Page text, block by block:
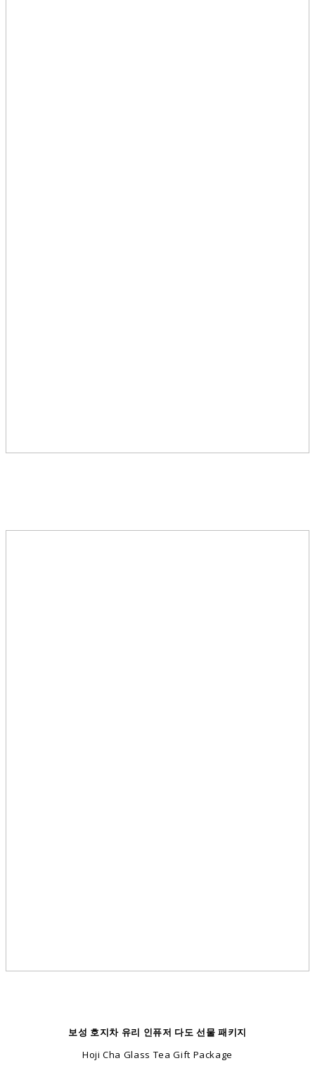
보성 호지차 유리 인퓨저 다도 선물 패키지
Hoji Cha Glass Tea Gift Package